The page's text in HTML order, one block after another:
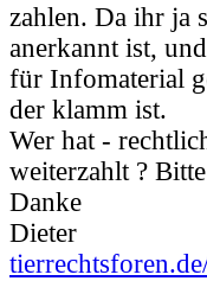
zahlen. Da ihr ja
anerkannt ist,
für Infomaterial
der klamm ist.
Wer hat -
weiterzahlt ?
Danke
Dieter